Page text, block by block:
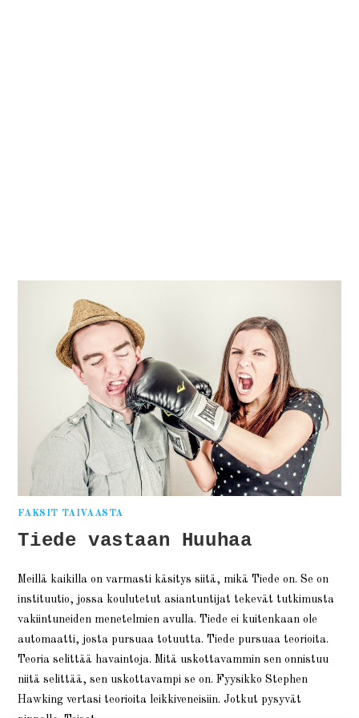
FAKSIT TAIVAASTA
Tiede vastaan Huuhaa
Meillä kaikilla on varmasti käsitys siitä, mikä Tiede on. Se on
instituutio, jossa koulutetut asiantuntijat tekevät tutkimusta
vakiintuneiden menetelmien avulla. Tiede ei kuitenkaan ole
automaatti, josta pursuaa totuutta. Tiede pursuaa teorioita.
Teoria selittää havaintoja. Mitä uskottavammin sen onnistuu
niitä selittää, sen uskottavampi se on. Fyysikko Stephen
Hawking vertasi teorioita leikkiveneisiin. Jotkut pysyvät